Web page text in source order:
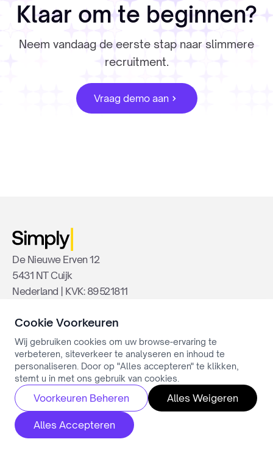
Klaar om te beginnen?
Neem vandaag de eerste stap naar slimmere
recruitment.
Vraag demo aan
De Nieuwe Erven 12
5431 NT Cuijk
Nederland | KVK: 89521811
PRODUCT
AI Intelligence
Gespreksautomatisering
Extractie & Transformatie
Integraties & Veiligheid
Prijs
SECTOREN
Cookie Voorkeuren
Wij gebruiken cookies om uw browse-ervaring te
verbeteren, siteverkeer te analyseren en inhoud te
personaliseren. Door op "Alles accepteren" te klikken,
stemt u in met ons gebruik van cookies.
Voorkeuren Beheren Alles Weigeren
Alles Accepteren